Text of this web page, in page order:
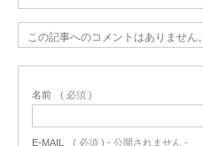
この記事へのコメントはありません。
名前 ( 必須 )
E-MAIL ( 必須 ) - 公開されません -